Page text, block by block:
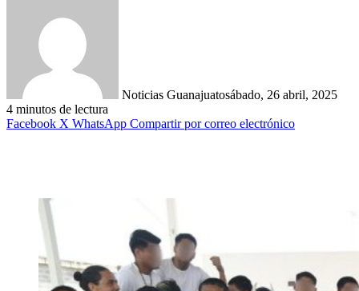
Noticias Guanajuatosábado, 26 abril, 2025
4 minutos de lectura
Facebook X WhatsApp Compartir por correo electrónico